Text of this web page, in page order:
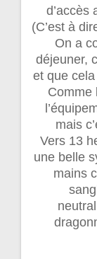
d’accès
(C’est à
On a
déjeuner,
et que
Comme
mais
Vers 13
une belle
mains